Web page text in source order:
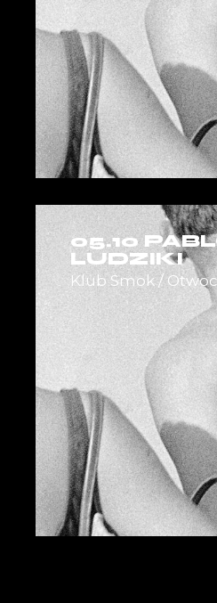
05.10
LUDZIKI
Klub Smok /